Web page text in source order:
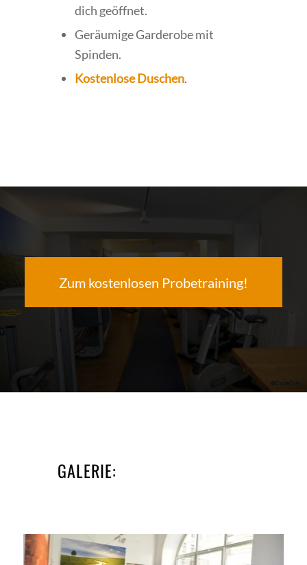
dich geöffnet.
Geräumige Garderobe mit
Spinden.
Kostenlose Duschen.
Zum kostenlosen Probetraining!
GALERIE: